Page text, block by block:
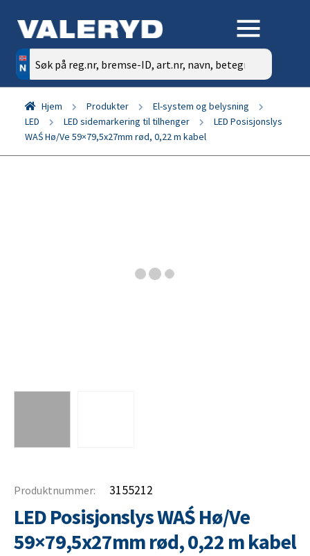
Søk
etter:
Hjem Produkter
El-system og belysning
LED
LED sidemarkering til tilhenger
LED Posisjonslys
WAŚ Hø/Ve 59×79,5x27mm rød, 0,22 m kabel
Produktnummer: 3155212
LED Posisjonslys WAŚ Hø/Ve
59×79,5x27mm rød, 0,22 m kabel